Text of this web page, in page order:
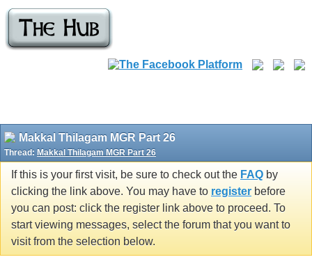
Makkal Thilagam MGR Part 26
Thread: Makkal Thilagam MGR Part 26
If this is your first visit, be sure to check out the FAQ by
clicking the link above. You may have to register before
you can post: click the register link above to proceed. To
start viewing messages, select the forum that you want to
visit from the selection below.